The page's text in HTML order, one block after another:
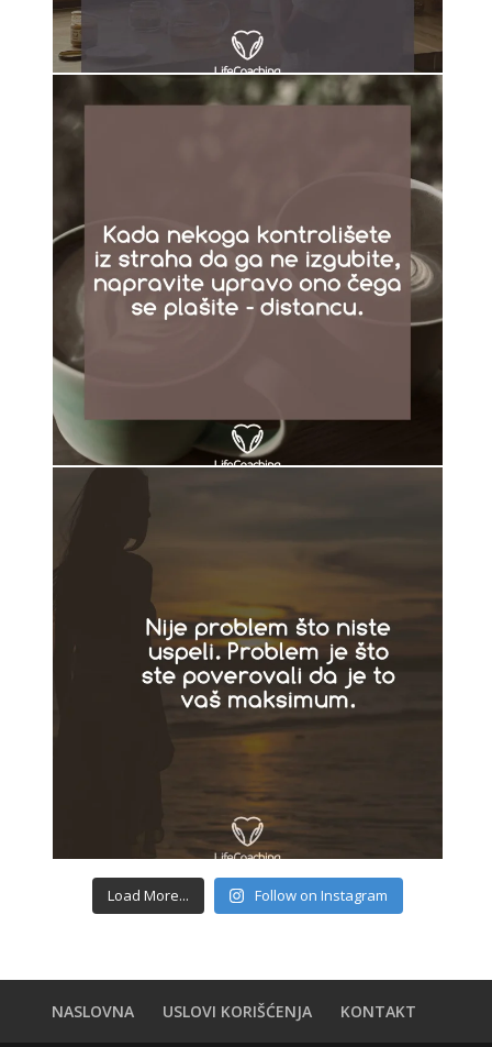
Load More... Follow on Instagram
NASLOVNA USLOVI KORIŠĆENJA KONTAKT